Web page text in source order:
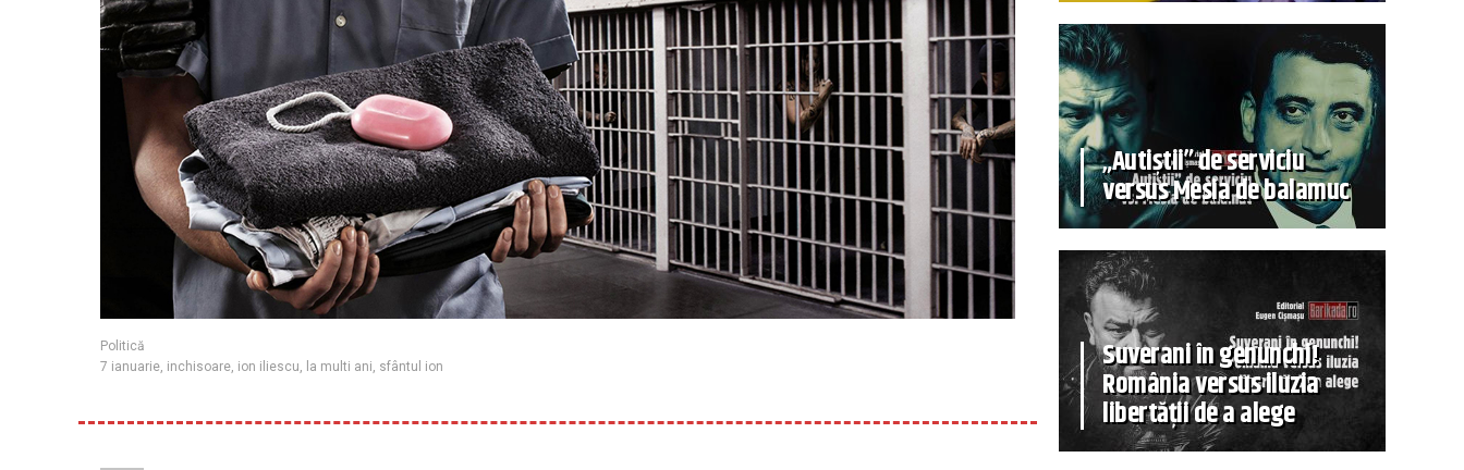
Politică
7 ianuarie inchisoare ion iliescu la multi ani sfântul ion
„Autiștii” de serviciu
versus Mesia de balamuc
Suverani în genunchi!
România versus iluzia
libertății de a alege